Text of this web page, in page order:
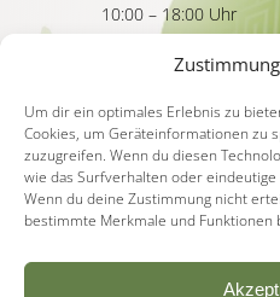
Um dir ein optimales Erlebnis zu
Cookies, um Geräteinformationen zu
zuzugreifen. Wenn du diesen
wie das Surfverhalten oder
Wenn du deine Zustimmung nicht
bestimmte Merkmale und Funktionen
10:00 – 18:00 Uhr
Sprechzeiten:
11:00 – 13:00 Uhr
15:00 – 17:00 Uhr